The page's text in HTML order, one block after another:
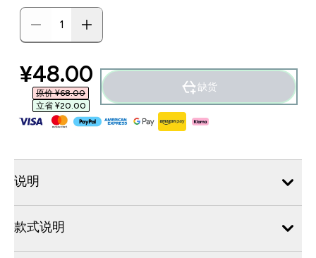
discounted price
¥48.00‎
原价 ¥68.00‎
立省 ¥20.00‎
缺货
说明
款式说明